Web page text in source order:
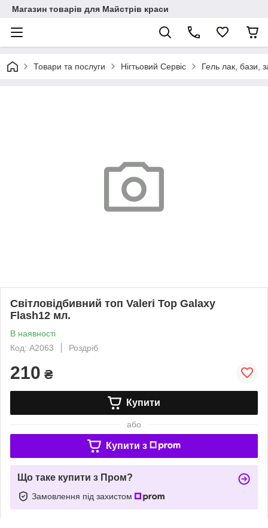
Магазин товарів для Майстрів краси
Товари та послуги Нігтьовий Сервіс Гель лак, бази,
Світловідбивний топ Valeri Top Galaxy
Flash12 мл.
В наявності
Код: A2063
Роздріб
210 ₴
Купити
або
Купити з
Що таке купити з Пром?
Замовлення під захистом